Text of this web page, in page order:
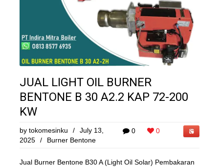
JUAL LIGHT OIL BURNER
BENTONE B 30 A2.2 KAP 72-200
KW
0 0
by tokomesinku /
July 13,
2025
/ Burner Bentone
Jual Burner Bentone B30 A (Light Oil Solar) Pembakaran